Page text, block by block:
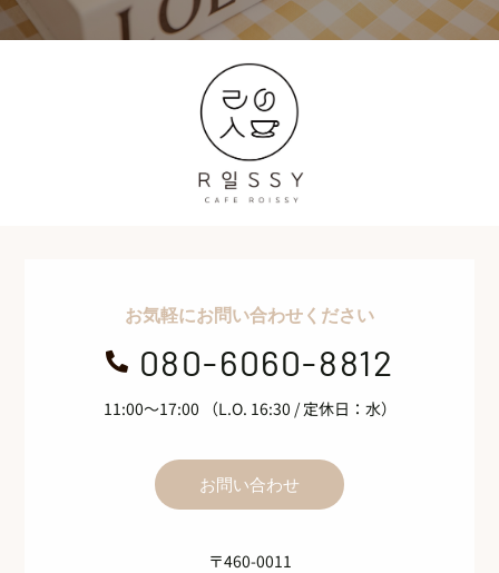
お気軽にお問い合わせください
 080-6060-8812
11:00～17:00 （L.O. 16:30 / 定休日：水）
お問い合わせ
〒460-0011